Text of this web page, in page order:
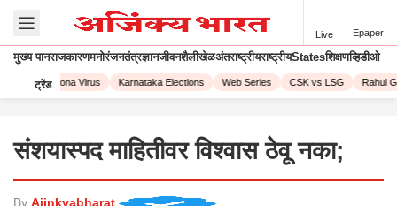
Live Epaper
मुख्य पानराजकारणमनोरंजनतंत्रज्ञानजीवनशैलीखेळअंतराष्ट्रीयराष्ट्रीयStatesशिक्षणव्हिडीओ
ट्रेंड
Corona Virus Karnataka Elections Web Series CSK vs LSG Rahul
संशयास्पद माहितीवर विश्वास ठेवू नका;
By Ajinkyabharat